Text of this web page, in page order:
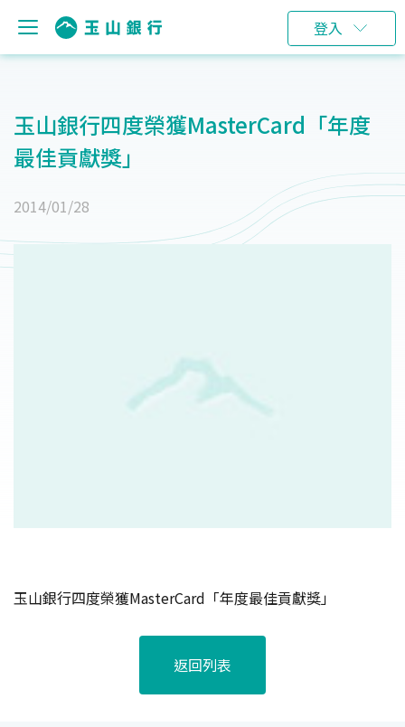
登入
玉山銀行四度榮獲MasterCard「年度
最佳貢獻獎」
2014/01/28
玉山銀行四度榮獲MasterCard「年度最佳貢獻獎」
返回列表